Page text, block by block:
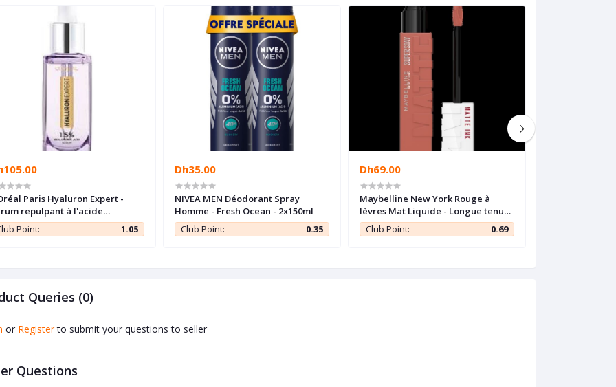
Paris Hyaluron Expert -
repulpant à l'acide
- 30ml
Point: 1.05
Dh35.00
NIVEA MEN Déodorant Spray
Homme - Fresh Ocean - 2x150ml
Club Point:
0.35
Dh69.00
Maybelline New York Rouge à
lèvres Mat Liquide - Longue tenue
Superstay Matte Ink - 65
SEDUCTRESS - 5 ml
Club Point: 0.69
Queries (0)
or Register to submit your questions to seller
Questions